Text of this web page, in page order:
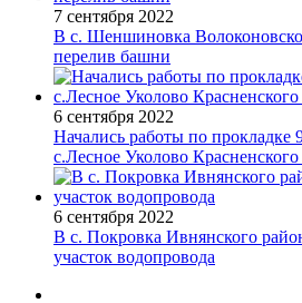
7 сентября 2022
В с. Шеншиновка
перелив башни
6 сентября 2022
Начались работы по прокладке
с.Лесное Уколово Красненского
6 сентября 2022
В с. Покровка Ивнянского
участок водопровода